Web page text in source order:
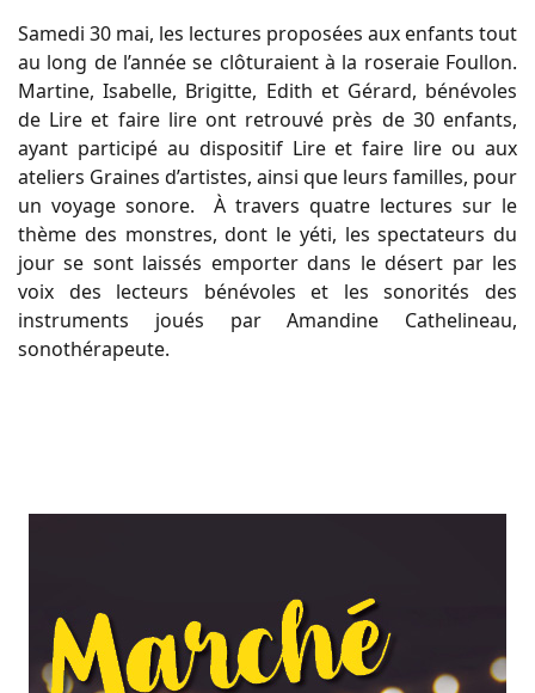
Samedi 30 mai, les lectures proposées aux enfants tout
au long de l’année se clôturaient à la roseraie Foullon.
Martine, Isabelle, Brigitte, Edith et Gérard, bénévoles
de Lire et faire lire ont retrouvé près de 30 enfants,
ayant participé au dispositif Lire et faire lire ou aux
ateliers Graines d’artistes, ainsi que leurs familles, pour
un voyage sonore. À travers quatre lectures sur le
thème des monstres, dont le yéti, les spectateurs du
jour se sont laissés emporter dans le désert par les
voix des lecteurs bénévoles et les sonorités des
instruments joués par Amandine Cathelineau,
sonothérapeute.